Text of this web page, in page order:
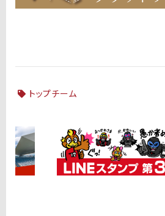
トップチーム